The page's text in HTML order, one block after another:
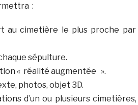
:
au cimetière le plus proche par
sépulture.
« réalité augmentée ».
photos, objet 3D.
d’un ou plusieurs cimetières,